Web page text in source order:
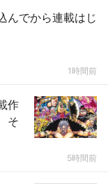
んでから連載はじ
1時間前
作
そ
5時間前